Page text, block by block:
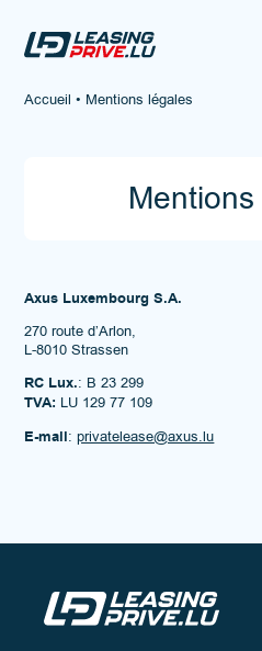
Accueil • Mentions légales
Axus Luxembourg S.A.
270 route d’Arlon,
L-8010 Strassen
RC Lux.: B 23 299
TVA: LU 129 77 109
E-mail:privatelease@axus.lu